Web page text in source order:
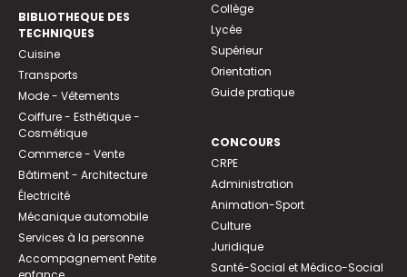
BIBLIOTHEQUE DES
TECHNIQUES
Cuisine
Transports
Mode - Vêtements
Coiffure - Esthétique -
Cosmétique
Commerce - Vente
Bâtiment - Architecture
Électricité
Mécanique automobile
Services à la personne
Accompagnement Petite
Collège
Lycée
Supérieur
Orientation
Guide pratique
CONCOURS
CRPE
Administration
Animation-Sport
Culture
Juridique
Santé-Social et Médico-Social